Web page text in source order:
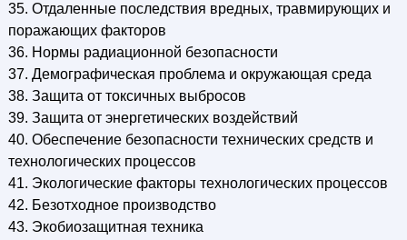
35. Отдаленные последствия вредных, травмирующих и
поражающих факторов
36. Нормы радиационной безопасности
37. Демографическая проблема и окружающая среда
38. Защита от токсичных выбросов
39. Защита от энергетических воздействий
40. Обеспечение безопасности технических средств и
технологических процессов
41. Экологические факторы технологических процессов
42. Безотходное производство
43. Экобиозащитная техника